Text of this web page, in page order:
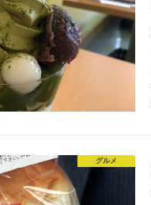
グルメ